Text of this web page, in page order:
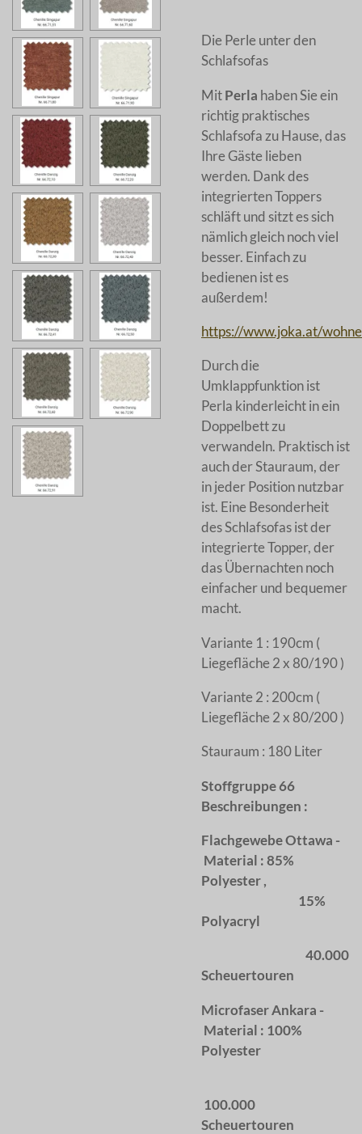
Die Perle unter den
Schlafsofas
MitPerla haben Sie ein
richtig praktisches
Schlafsofa zu Hause, das
Ihre Gäste lieben
werden. Dank des
integrierten Toppers
schläft und sitzt es sich
nämlich gleich noch viel
besser. Einfach zu
bedienen ist es
außerdem!
https://www.joka.at/
Durch die
Umklappfunktion ist
Perla kinderleicht in ein
Doppelbett zu
verwandeln. Praktisch ist
auch der Stauraum, der
in jeder Position nutzbar
ist. Eine Besonderheit
des Schlafsofas ist der
integrierte Topper, der
das Übernachten noch
einfacher und bequemer
macht.
Variante 1 : 190cm (
Liegefläche 2 x 80/190 )
Variante 2 : 200cm (
Liegefläche 2 x 80/200 )
Stauraum : 180 Liter
Stoffgruppe 66
Beschreibungen :
Flachgewebe Ottawa -
Material : 85%
Polyester ,
15%
Polyacryl
40.000
Scheuertouren
Microfaser Ankara -
Material : 100%
Polyester
100.000
Scheuertouren